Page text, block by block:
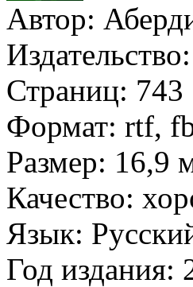
Автор:
Издательство:
Страниц: 743
Формат: rtf,
Размер: 16,9
Качество:
Язык:
Год издания: